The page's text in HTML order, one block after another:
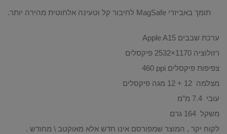
תומך באביזרי MagSafe לחיבור קל וטעינה אלחוטית מהירה יותר.
ערכת שבבים Apple A15
רזולוציה 1170×2532‏ פיקסלים
צפיפות פיקסלים ppi‏ 460
מצלמה 12 + 12 מגה פיקסלים
עובי 7.4‏ מ”מ
משקל 164‏ גרם
לקוח יקר , המוצר שמפורסם אינו חדש אלא מאוקטב \ מחודש .